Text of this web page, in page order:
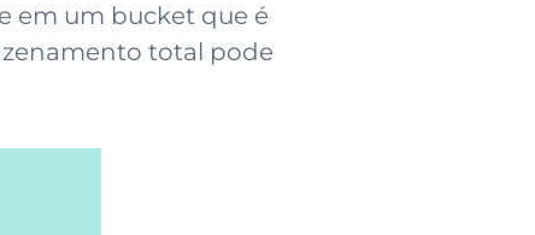
em um bucket que é
total pode